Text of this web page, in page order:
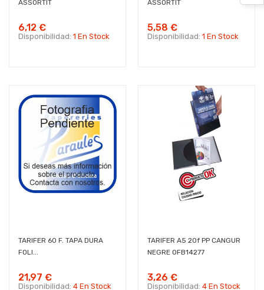
ASSORTIT
6,12 €
Disponibilidad: 1 En Stock
ASSORTIT
5,58 €
Disponibilidad: 1 En Stock
TARIFER 60 F. TAPA DURA
FOLI...
21,97 €
Disponibilidad: 4 En Stock
TARIFER A5 20f PP CANGUR
NEGRE OFB14277
3,26 €
Disponibilidad: 4 En Stock